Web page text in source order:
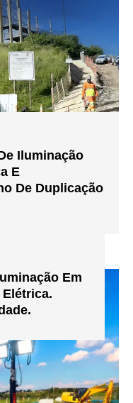
Iluminação
E
De Duplicação
Em
Elétrica.